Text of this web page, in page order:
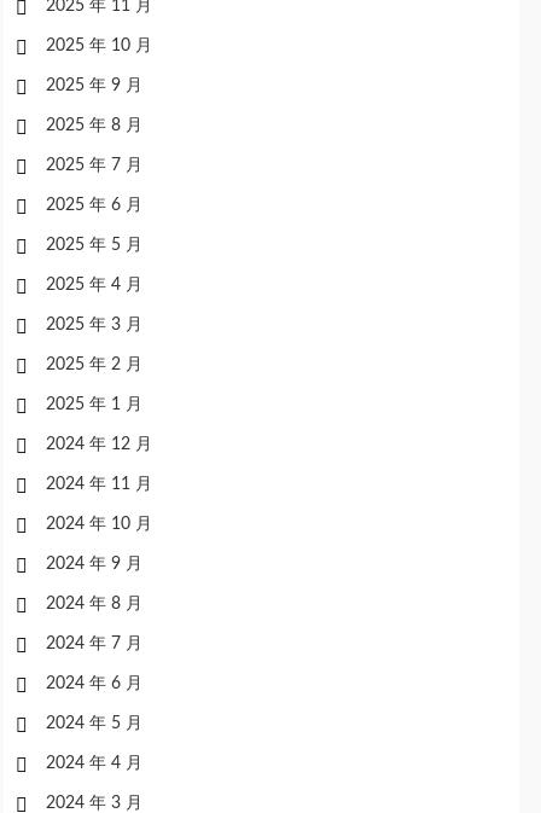
2025 年 11 月
2025 年 10 月
2025 年 9 月
2025 年 8 月
2025 年 7 月
2025 年 6 月
2025 年 5 月
2025 年 4 月
2025 年 3 月
2025 年 2 月
2025 年 1 月
2024 年 12 月
2024 年 11 月
2024 年 10 月
2024 年 9 月
2024 年 8 月
2024 年 7 月
2024 年 6 月
2024 年 5 月
2024 年 4 月
2024 年 3 月